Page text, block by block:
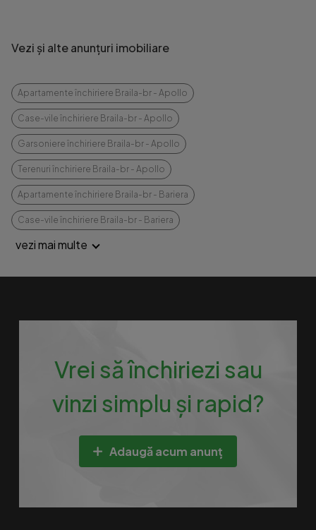
Vezi și alte anunțuri imobiliare
Apartamente închiriere Braila-br - Apollo
Case-vile închiriere Braila-br - Apollo
Garsoniere închiriere Braila-br - Apollo
Terenuri închiriere Braila-br - Apollo
Apartamente închiriere Braila-br - Bariera
Case-vile închiriere Braila-br - Bariera
vezi mai multe
Vrei să închiriezi sau
vinzi simplu și rapid?
Adaugă acum anunț